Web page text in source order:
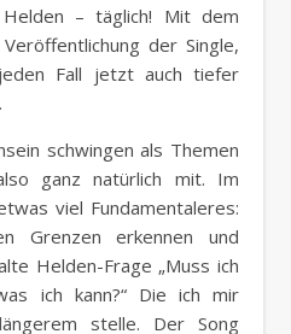
– täglich! Mit dem
der Single,
Fall jetzt auch tiefer
schwingen als Themen
ganz natürlich mit. Im
viel Fundamentaleres:
Grenzen erkennen und
Helden-Frage „Muss ich
ich kann?“ Die ich mir
stelle. Der Song